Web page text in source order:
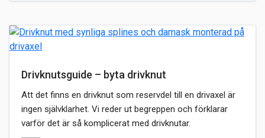
Drivknutsguide – byta drivknut
Att det finns en drivknut som reservdel till en drivaxel är
ingen självklarhet. Vi reder ut begreppen och förklarar
varför det är så komplicerat med drivknutar.